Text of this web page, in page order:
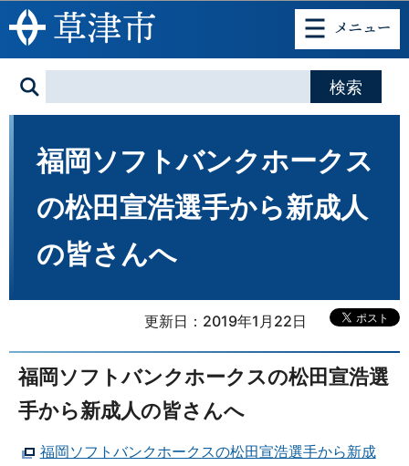
このページの本文へ移動
福岡ソフトバンクホークス
の松田宣浩選手から新成人
の皆さんへ
更新日：2019年1月22日
福岡ソフトバンクホークスの松田宣浩選
手から新成人の皆さんへ
福岡ソフトバンクホークスの松田宣浩選手から新成